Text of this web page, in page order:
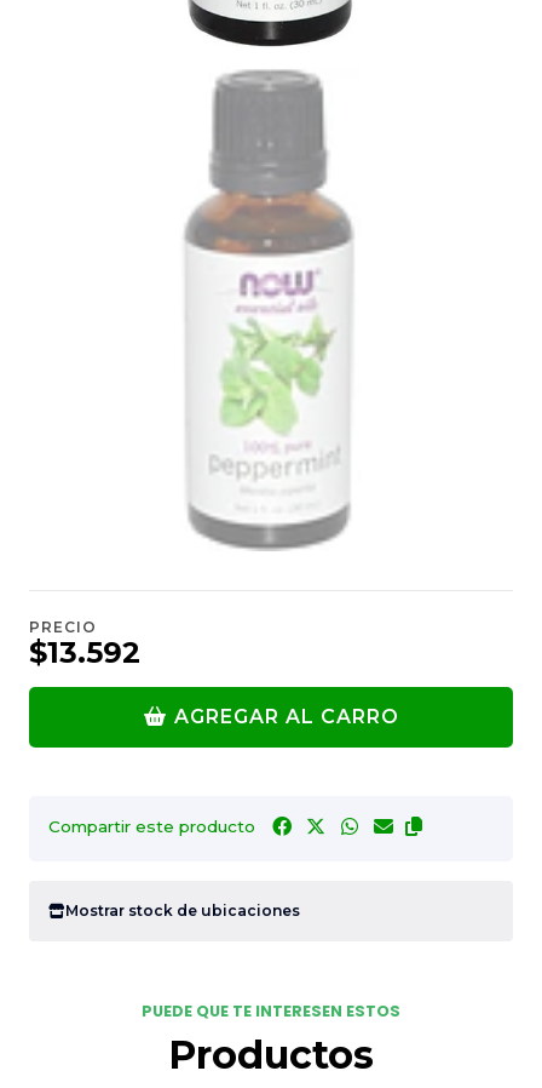
PRECIO
$13.592
AGREGAR AL CARRO
Compartir este producto
Mostrar stock de ubicaciones
PUEDE QUE TE INTERESEN ESTOS
Productos